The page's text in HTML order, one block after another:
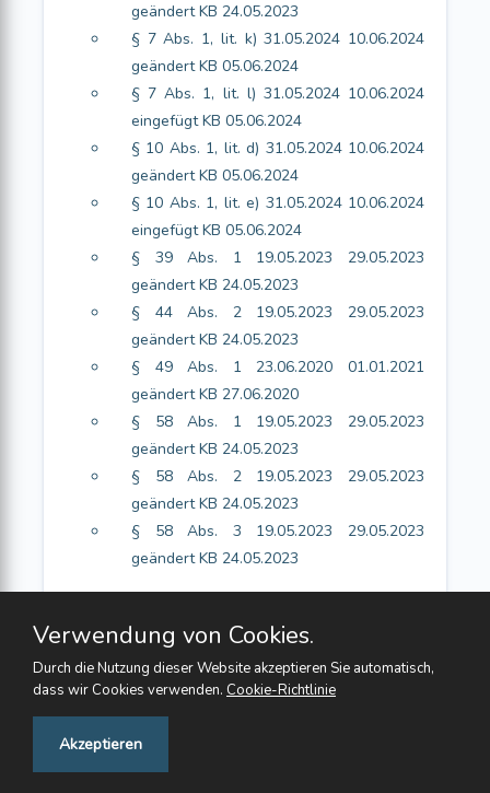
geändert KB 24.05.2023
§ 7 Abs. 1, lit. k) 31.05.2024 10.06.2024
geändert KB 05.06.2024
§ 7 Abs. 1, lit. l) 31.05.2024 10.06.2024
eingefügt KB 05.06.2024
§ 10 Abs. 1, lit. d) 31.05.2024 10.06.2024
geändert KB 05.06.2024
§ 10 Abs. 1, lit. e) 31.05.2024 10.06.2024
eingefügt KB 05.06.2024
§ 39 Abs. 1 19.05.2023 29.05.2023
geändert KB 24.05.2023
§ 44 Abs. 2 19.05.2023 29.05.2023
geändert KB 24.05.2023
§ 49 Abs. 1 23.06.2020 01.01.2021
geändert KB 27.06.2020
§ 58 Abs. 1 19.05.2023 29.05.2023
geändert KB 24.05.2023
§ 58 Abs. 2 19.05.2023 29.05.2023
geändert KB 24.05.2023
§ 58 Abs. 3 19.05.2023 29.05.2023
geändert KB 24.05.2023
Verwendung von Cookies.
Durch die Nutzung dieser Website akzeptieren Sie automatisch,
dass wir Cookies verwenden. Cookie-Richtlinie
Akzeptieren